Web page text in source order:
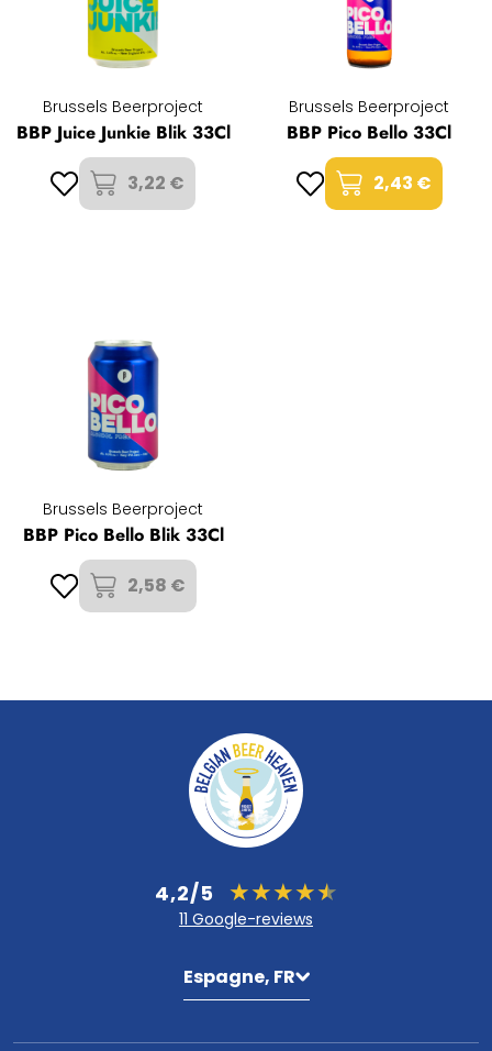
Brussels Beerproject
BBP Juice Junkie Blik 33Cl
3,22 €
Brussels Beerproject
BBP Pico Bello 33Cl
2,43 €
Brussels Beerproject
BBP Pico Bello Blik 33Cl
2,58 €
4,2/5
11 Google-reviews
Espagne, FR